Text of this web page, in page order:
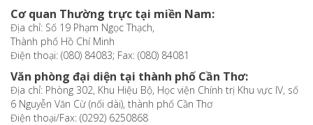
Cơ quan Thường trực tại miền Nam:
Địa chỉ: Số 19 Phạm Ngọc Thạch,
Thành phố Hồ Chí Minh
Điện thoại: (080) 84083; Fax: (080) 84081
Văn phòng đại diện tại thành phố Cần Thơ:
Địa chỉ: Phòng 302, Khu Hiệu Bộ, Học viện Chính trị Khu vực IV, số
6 Nguyễn Văn Cừ (nối dài), thành phố Cần Thơ
Điện thoại/Fax: (0292) 6250868